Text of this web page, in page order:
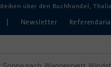
über den Buchhandel,
Newsletter